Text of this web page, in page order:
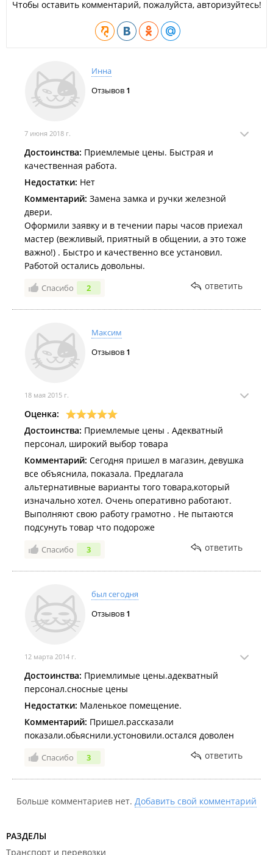
поставщиками надежного оборудования.
Чтобы оставить комментарий, пожалуйста, авторизуйтесь!
Инна
Отзывов 1
7 июня 2018 г.
Достоинства: Приемлемые цены. Быстрая и
качественная работа.
Недостатки: Нет
Комментарий: Замена замка и ручки железной
двери.
Оформили заявку и в течении пары часов приехал
мастер (вежливый, приятный в общении, а это тоже
важно!) . Быстро и качественно все установил.
Работой остались довольны.
Спасибо 2 ответить
Максим
Отзывов 1
18 мая 2015 г.
Оценка:
Достоинства: Приемлемые цены . Адекватный
персонал, широкий выбор товара
Комментарий: Сегодня пришел в магазин, девушка
все объяснила, показала. Предлагала
альтернативные варианты того товара,который
изначально хотел. Очень оперативно работают.
Выполняют свою работу грамотно . Не пытаются
подсунуть товар что подороже
Спасибо 3 ответить
был сегодня
Отзывов 1
12 марта 2014 г.
Достоинства: Приемлимые цены.адекватный
персонал.сносные цены
Недостатки: Маленькое помещение.
Комментарий: Пришел.рассказали
показали.обьяснили.устоновили.остался доволен
Спасибо 3 ответить
Больше комментариев нет. Добавить свой комментарий
РАЗДЕЛЫ
Транспорт и перевозки